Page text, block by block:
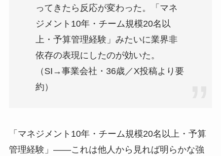
ってきたら反応が変わった。「マネ
ジメント10年・チーム規模20名以
上・予算管理経験」みたいに業界非
依存の表現にしたのが効いた。
（SI→事業会社・36歳／X投稿より要
約）
「マネジメント10年・チーム規模20名以上・予算
管理経験」——これは他人から見れば明らかな強